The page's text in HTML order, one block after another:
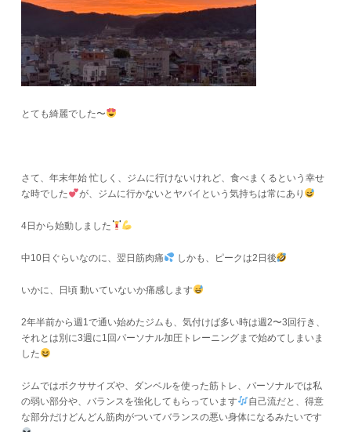
とても綺麗でした〜
さて、年末年始 忙しく、ジムに行けないけれど、食べまくるという幸せ
な時でした
が、ジムに行かないとヤバイという気持ちは常にあり
4日から始動しました
中10日ぐらいなのに、翌日筋肉痛 しかも、ピークは2日後
いかに、日頃 動いていないか痛感します
2年半前から週1で通い始めたジムも、気付けば多い時は週2〜3回行き、
それとは別に3週に1回パーソナル加圧トレーニングまで始めてしまいま
した
ジムではボクササイズや、ダンベルを使った筋トレ、パーソナルでは私
の弱い部分や、バランスを強化してもらっています
自己流だと、得意
な部分だけどんどん筋肉がついてバランスの悪い身体になるみたいです